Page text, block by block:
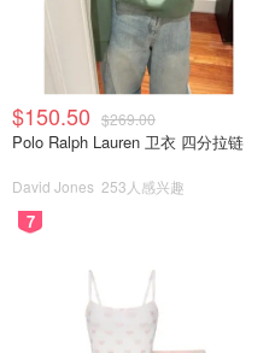
$150.50 $269.00
Polo Ralph Lauren 卫衣 四分拉链
David Jones 253人感兴趣
7